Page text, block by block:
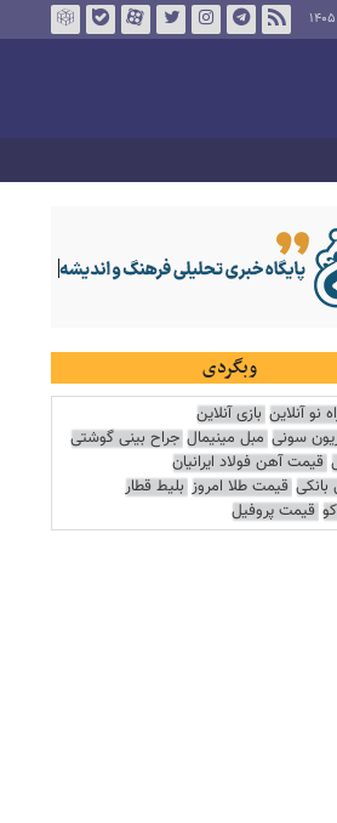
وبگردی
نو آنلاین بازی آنلاین
سونی مبل مینیمال جراح بینی گوشتی
قیمت آهن فولاد ایرانیان
بانکی قیمت طلا امروز بلیط قطار
قیمت پروفیل